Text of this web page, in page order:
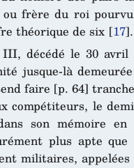
frère du roi pourvu
théorique de six [17].
décédé le 30
jusque-là
faire [p. 64]
compétiteurs, le
son mémoire
plus apte
militaires,